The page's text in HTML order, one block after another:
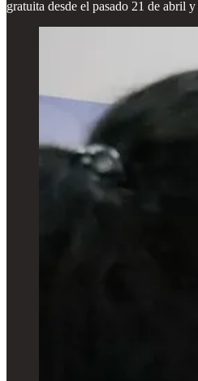
gratuita desde el pasado 21 de abril